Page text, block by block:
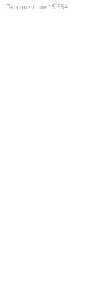
Путешествия 15 554